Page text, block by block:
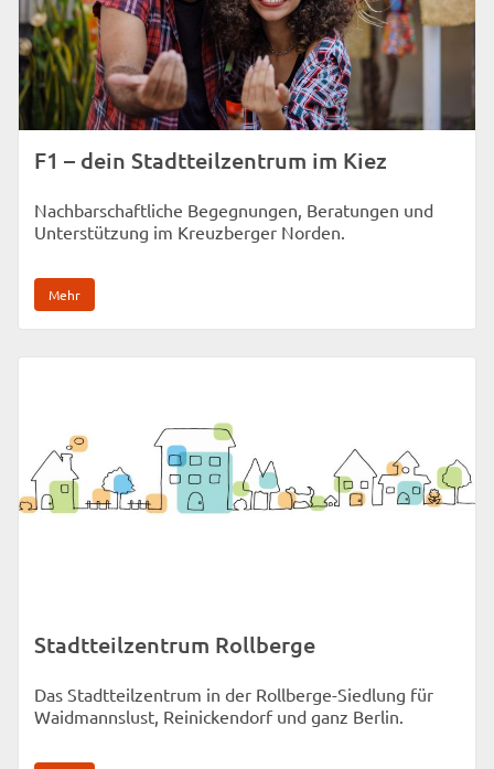
F1 – dein Stadtteilzentrum im Kiez
Nachbarschaftliche Begegnungen, Beratungen und
Unterstützung im Kreuzberger Norden.
Mehr
Stadtteilzentrum Rollberge
Das Stadtteilzentrum in der Rollberge-Siedlung für
Waidmannslust, Reinickendorf und ganz Berlin.